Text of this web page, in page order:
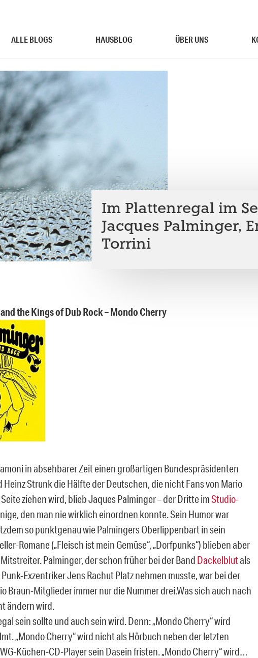
ALLE BLOGS HAUSBLOG ÜBER UNS
Im Plattenregal im
Jacques Palminger,
Torrini
the Kings of Dub Rock – Mondo Cherry
in absehbarer Zeit einen großartigen Bundespräsidenten
Strunk die Hälfte der Deutschen, die nicht Fans von Mario
ziehen wird, blieb Jaques Palminger – der Dritte imStudio-
den man nie wirklich einordnen konnte.Sein Humor war
so punktgenau wie Palmingers Oberlippenbart in sein
Romane („Fleisch ist mein Gemüse“, „Dorfpunks“) blieben aber
Palminger, der schon früher bei der Band Dackelblutals
Exzentriker Jens Rachut Platz nehmen musste, war bei der
Braun-Mitglieder immer nur die Nummer drei.Was sich auch nach
ändern wird.
sein sollte und auch sein wird. Denn: „Mondo Cherry“ wird
„Mondo Cherry“ wird nicht als Hörbuch neben der letzten
Küchen-CD-Player sein Dasein fristen. „Mondo Cherry“ wird…